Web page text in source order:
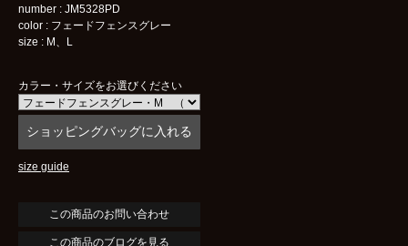
number : JM5328PD
color : フェードフェンスグレー
size : M、L
カラー・サイズをお選びください
size guide
この商品のブログを見る